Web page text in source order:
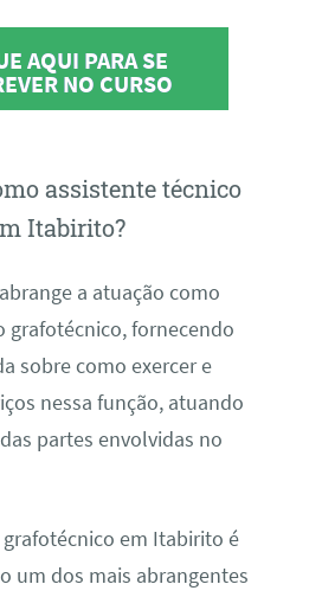
AQUI PARA SE
NO CURSO
assistente técnico
Itabirito?
a atuação como
grafotécnico, fornecendo
sobre como exercer e
nessa função, atuando
partes envolvidas no
em Itabirito é
um dos mais abrangentes